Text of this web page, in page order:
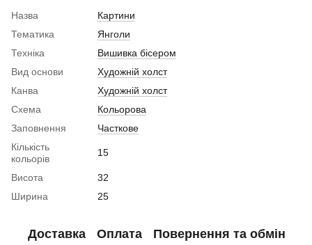
Назва
Картини
Тематика
Янголи
Техніка
Вишивка бісером
Вид основи
Художній холст
Канва
Художній холст
Схема
Кольорова
Заповнення
Часткове
Кількість
кольорів
15
Висота
32
Ширина
25
Доставка Оплата Повернення та обмін